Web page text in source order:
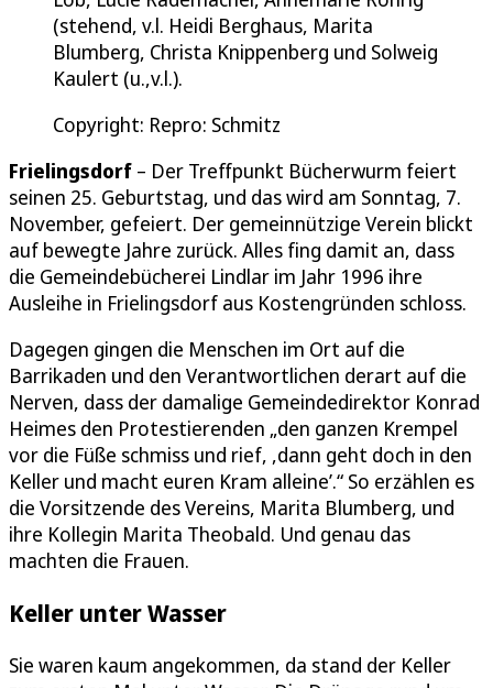
(stehend, v.l. Heidi Berghaus, Marita
Blumberg, Christa Knippenberg und Solweig
Kaulert (u.,v.l.).
Copyright: Repro: Schmitz
Frielingsdorf – Der Treffpunkt Bücherwurm feiert
seinen 25. Geburtstag, und das wird am Sonntag, 7.
November, gefeiert. Der gemeinnützige Verein blickt
auf bewegte Jahre zurück. Alles fing damit an, dass
die Gemeindebücherei Lindlar im Jahr 1996 ihre
Ausleihe in Frielingsdorf aus Kostengründen schloss.
Dagegen gingen die Menschen im Ort auf die
Barrikaden und den Verantwortlichen derart auf die
Nerven, dass der damalige Gemeindedirektor Konrad
Heimes den Protestierenden „den ganzen Krempel
vor die Füße schmiss und rief, ,dann geht doch in den
Keller und macht euren Kram alleine’.“ So erzählen es
die Vorsitzende des Vereins, Marita Blumberg, und
ihre Kollegin Marita Theobald. Und genau das
machten die Frauen.
Keller unter Wasser
Sie waren kaum angekommen, da stand der Keller